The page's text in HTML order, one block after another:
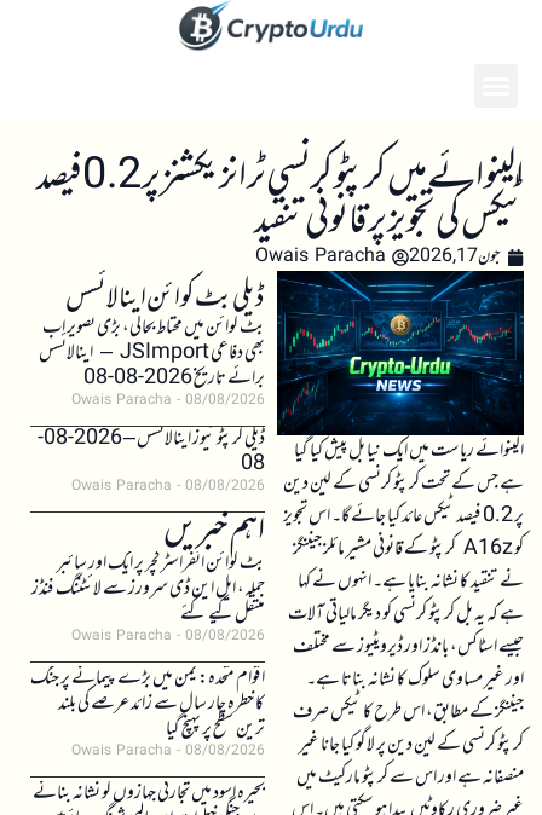
الینوائے میں کرپٹو کرنسی ٹرانزیکشنز پر 0.2 فیصد
ٹیکس کی تجویز پر قانونی تنقید
جون 17, 2026 Owais Paracha
الینوائے ریاست میں ایک نیا بل پیش کیا گیا
ہے جس کے تحت کرپٹو کرنسی کے لین دین
پر 0.2 فیصد ٹیکس عائد کیا جائے گا۔ اس تجویز
کو A16z کرپٹو کے قانونی مشیر مائلز جیننگز
نے تنقید کا نشانہ بنایا ہے۔ انہوں نے کہا
ہے کہ یہ بل کرپٹو کرنسی کو دیگر مالیاتی آلات
جیسے اسٹاکس، بانڈز اور ڈیرویٹیوز سے مختلف
اور غیر مساوی سلوک کا نشانہ بناتا ہے۔
جیننگز کے مطابق، اس طرح کا ٹیکس صرف
کرپٹو کرنسی کے لین دین پر لاگو کیا جانا غیر
منصفانہ ہے اور اس سے کرپٹو مارکیٹ میں
ڈیلی بٹ کوائن اینالائسس
بٹ کوائن میں محتاط بحالی، بڑی تصویر اب
بھی دفاعی JSImport – اینالائسس
برائے تاریخ 2026-08-08
Owais Paracha 08/08/2026
ڈیلی کرپٹو نیوز اینالائسس – 2026-08-
08
Owais Paracha 08/08/2026
اہم خبریں
بٹ کوائن انفراسٹرکچر پر ایک اور سائبر
حملہ، ایل این ڈی سرورز سے لائٹننگ فنڈز
منتقل کیے گئے
Owais Paracha 08/08/2026
اقوام متحدہ: یمن میں بڑے پیمانے پر جنگ
کا خطرہ چار سال سے زائد عرصے کی بلند
ترین سطح پر پہنچ گیا
Owais Paracha 08/08/2026
بحیرہ اسود میں تجارتی جہازوں کو نشانہ بنانے